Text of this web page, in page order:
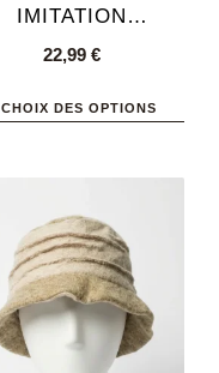
du
produit
IMITATION
STYLE
22,99 €
CHOIX DES OPTIONS
plusieurs
variations.
Les
options
peuvent